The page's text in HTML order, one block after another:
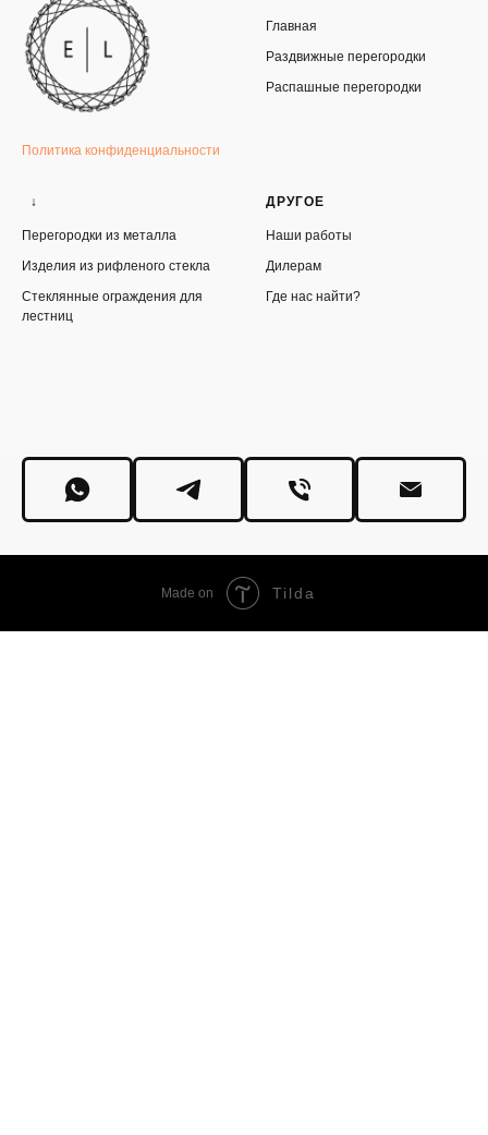
Политика конфиденциальности
Главная
Раздвижные перегородки
Распашные перегородки
↓
Перегородки из металла
Изделия из рифленого стекла
Стеклянные ограждения для
лестниц
ДРУГОЕ
Наши работы
Дилерам
Где нас найти?
Made on Tilda